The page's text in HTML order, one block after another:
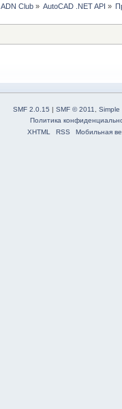
ADN Club» AutoCAD .NET API »
SMF 2.0.15 | SMF © 2011
Simple
Политика
XHTML
RSS Мобильная